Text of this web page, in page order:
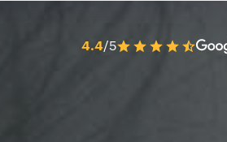
4.4/5